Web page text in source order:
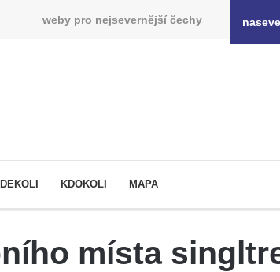
weby pro nejsevernější čechy
KDOKOLI MAPA
místa